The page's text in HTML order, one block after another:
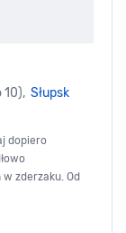
10), Słupsk
dopiero
zderzaku. Od